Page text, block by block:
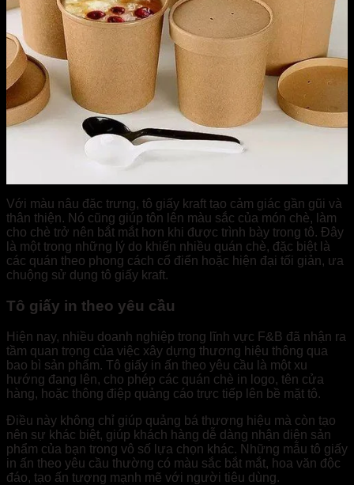
Với màu nâu đặc trưng, tô giấy kraft tạo cảm giác gần gũi và
thân thiện. Nó cũng giúp tôn lên màu sắc của món chè, làm
cho chè trở nên bắt mắt hơn khi được trình bày trong tô. Đây
là một trong những lý do khiến nhiều quán chè, đặc biệt là
các quán theo phong cách cổ điển hoặc hiện đại tối giản, ưa
chuộng sử dụng tô giấy kraft.
Tô giấy in theo yêu cầu
Hiện nay, nhiều doanh nghiệp trong lĩnh vực F&B đã nhận ra
tầm quan trọng của việc xây dựng thương hiệu thông qua
bao bì sản phẩm. Tô giấy in ấn theo yêu cầu là một xu
hướng đang lên, cho phép các quán chè in logo, tên cửa
hàng, hoặc thông điệp quảng cáo trực tiếp lên bề mặt tô.
Điều này không chỉ giúp quảng bá thương hiệu mà còn tạo
nên sự khác biệt, giúp khách hàng dễ dàng nhận diện sản
phẩm của bạn trong vô số lựa chọn khác. Những mẫu tô giấy
in ấn theo yêu cầu thường có màu sắc bắt mắt, hoa văn độc
đáo, tạo ấn tượng mạnh mẽ với người tiêu dùng.